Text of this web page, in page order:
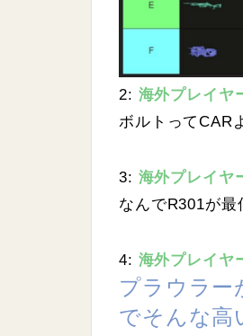
2: 海外プレイヤ
ボルトってCAR
3: 海外プレイヤ
なんでR301が
4: 海外プレイヤ
プラウラー
でそんな高